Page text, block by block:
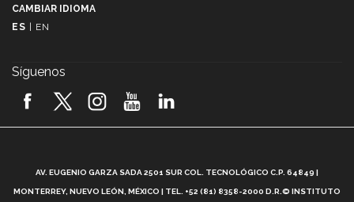
2026! (video)
¿Cómo es el Modelo Educativo Tec? (video)
CAMBIAR IDIOMA
ES | EN
Síguenos
AV. EUGENIO GARZA SADA 2501 SUR COL. TECNOLÓGICO C.P. 64849 |
MONTERREY, NUEVO LEÓN, MÉXICO | TEL. +52 (81) 8358-2000 D.R.© INSTITUTO